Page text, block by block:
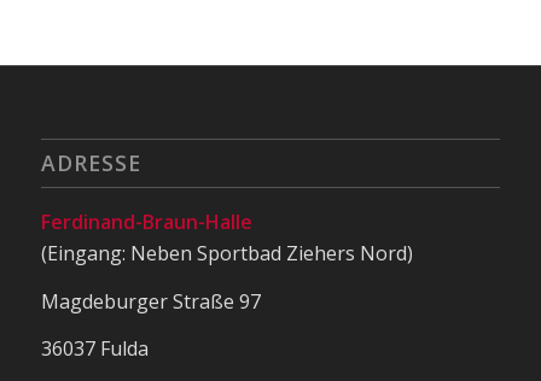
ADRESSE
Ferdinand-Braun-Halle
(Eingang: Neben Sportbad Ziehers Nord)
Magdeburger Straße 97
36037 Fulda